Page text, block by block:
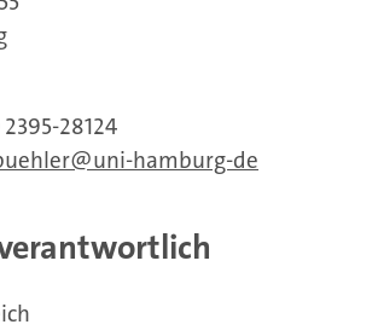
28124
uni-hamburg-de